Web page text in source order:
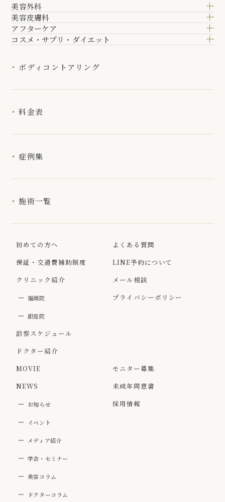
美容外科
美容皮膚科
アフターケア
コスメ・サプリ・ダイエット
ボディコントアリング
料金表
症例集
施術一覧
初めての方へ
保証・交通費補助制度
クリニック紹介
福岡院
銀座院
診察スケジュール
ドクター紹介
MOVIE
NEWS
お知らせ
イベント
メディア紹介
学会・セミナー
美容コラム
ドクターコラム
よくある質問
LINE予約について
メール相談
プライバシーポリシー
モニター募集
未成年同意書
採用情報